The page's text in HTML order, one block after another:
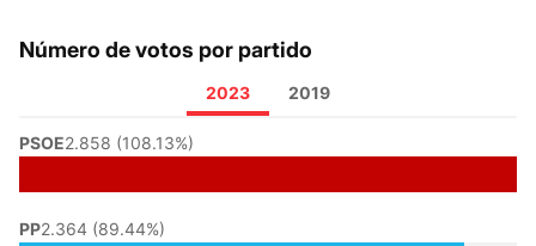
Número de votos por partido
2023 2019
PSOE2.858 (108.13%)
PP2.364 (89.44%)